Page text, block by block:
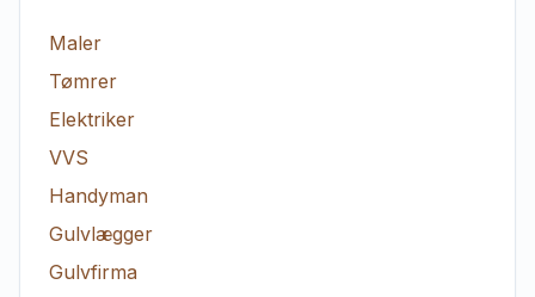
Maler
Tømrer
Elektriker
VVS
Handyman
Gulvlægger
Gulvfirma